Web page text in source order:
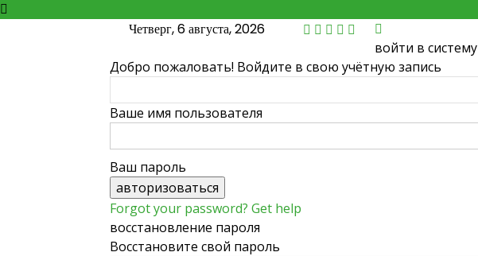
Четверг, 6 августа, 2026
войти в систему
Добро пожаловать! Войдите в свою учётную запись
Ваше имя пользователя
Ваш пароль
Forgot your password? Get help
восстановление пароля
Восстановите свой пароль